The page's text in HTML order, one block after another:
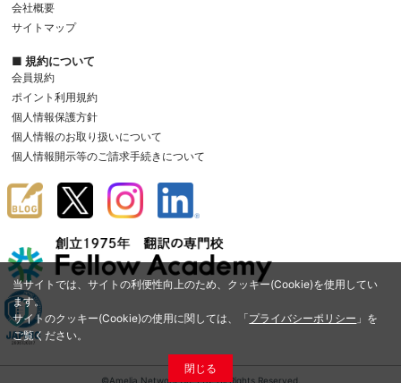
当サイトでは、サイトの利便性向上のため、クッキー(Cookie)を使用してい
ます。
サイトのクッキー(Cookie)の使用に関しては、「プライバシーポリシー 」を
ご覧ください。
閉じる
会社概要
サイトマップ
■ 規約について
会員規約
ポイント利用規約
個人情報保護方針
個人情報のお取り扱いについて
個人情報開示等のご請求手続きについて
©Amelia Network Co.,Ltd. All Rights Reserved.